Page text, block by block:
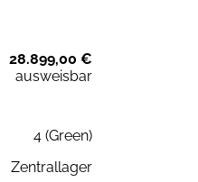
28.899,00 €
ausweisbar
4 (Green)
Zentrallager